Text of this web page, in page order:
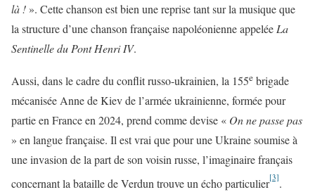
là ! ». Cette chanson est bien une reprise tant sur la musique que
la structure d’une chanson française napoléonienne appelée La
Sentinelle du Pont Henri IV.
Aussi, dans le cadre du conflit russo-ukrainien, la 155e brigade
mécanisée Anne de Kiev de l’armée ukrainienne, formée pour
partie en France en 2024, prend comme devise « On ne passe pas
» en langue française. Il est vrai que pour une Ukraine soumise à
une invasion de la part de son voisin russe, l’imaginaire français
concernant la bataille de Verdun trouve un écho particulier[3].